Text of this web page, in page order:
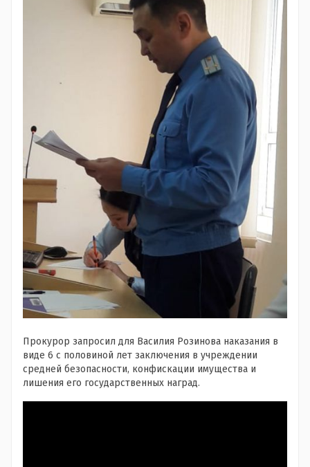
Прокурор запросил для Василия Розинова наказания в
виде 6 с половиной лет заключения в учреждении
средней безопасности, конфискации имущества и
лишения его государственных наград.